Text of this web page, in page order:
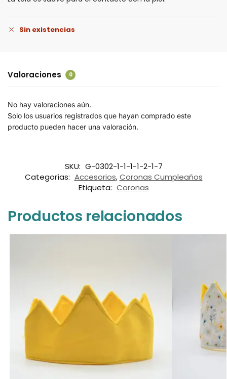
Sin existencias
Valoraciones 0
No hay valoraciones aún.
Solo los usuarios registrados que hayan comprado este
producto pueden hacer una valoración.
SKU: G-0302-1-1-1-1-2-1-7
Categorías: Accesorios,Coronas Cumpleaños
Etiqueta: Coronas
Productos relacionados